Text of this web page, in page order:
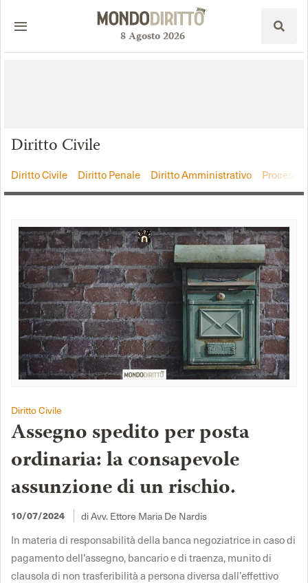
8Agosto2026
Diritto Civile
Diritto Civile Diritto Penale Diritto Amministrativo Processo
Diritto Civile
Assegno spedito per posta
ordinaria: la consapevole
assunzione di un rischio.
10/07/2024 di Avv. Ettore Maria De Nardis
In materia di responsabilità della banca negoziatrice in caso di
pagamento dell’assegno, bancario e di traenza, munito di
clausola di non trasferibilità a persona diversa dall’effettivo